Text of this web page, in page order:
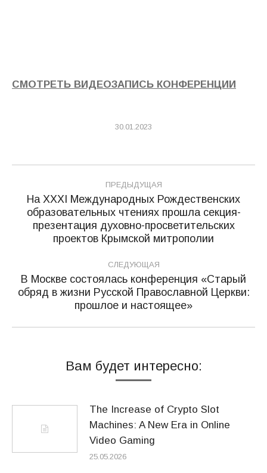
СМОТРЕТЬ ВИДЕОЗАПИСЬ КОНФЕРЕНЦИИ
30.01.2023
Навигация
по
записям
ПРЕДЫДУЩАЯ
Предыдущая
запись:
На XХXI Международных Рождественских
образовательных чтениях прошла секция-
презентация духовно-просветительских
проектов Крымской митрополии
СЛЕДУЮЩАЯ
Следующая
запись:
В Москве состоялась конференция «Старый
обряд в жизни Русской Православной Церкви:
прошлое и настоящее»
Вам будет интересно:
The Increase of Crypto Slot
Machines: A New Era in Online
Video Gaming
25.05.2026